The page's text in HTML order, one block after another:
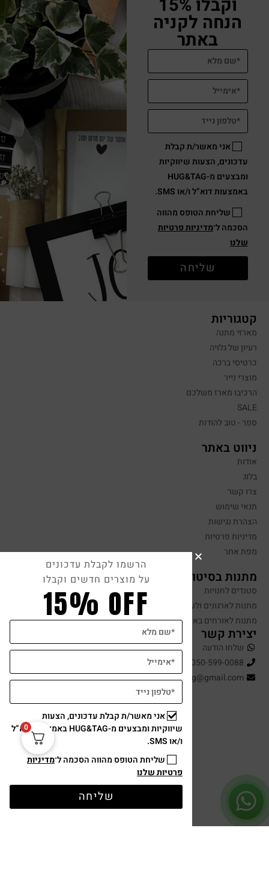
וקבלו 15%
הנחה לקניה
באתר
אני מאשר/ת קבלת
עדכונים, הצעות שיווקיות
ומבצעים מ-HUG&TAG
באמצעות דוא”ל ו/או SMS.
שליחת הטופס מהווה
הסכמה ל־מדיניות פרטיות
שלנו
שליחה
קטגוריות
מארזי מתנה
רעיון של גלויה
כרטיסי ברכה
מוצרי נייר
הרכיבו מארז משלכם
SALE
ספר - טוב להודות
ניווט באתר
אודות
בלוג
צרו קשר
תנאי שימוש
הצהרת נגישות
מדיניות פרטיות
מפת אתר
מתנות בסיטונאות
סטנדים לחנויות
מתנות לארגונים ולעובדים
מתנות לאורחים באירועים
יצירת קשר
שלחו הודעה
050-599-0088
hugandtag@gmail.com
0
הרשמו לקבלת עדכונים
על מוצרים חדשים וקבלו
15% OFF
אני מאשר/ת קבלת עדכונים, הצעות
שיווקיות ומבצעים מ-HUG&TAG באמצעות דוא”ל
ו/או SMS.
שליחת הטופס מהווה הסכמה ל־מדיניות
פרטיות שלנו
שליחה